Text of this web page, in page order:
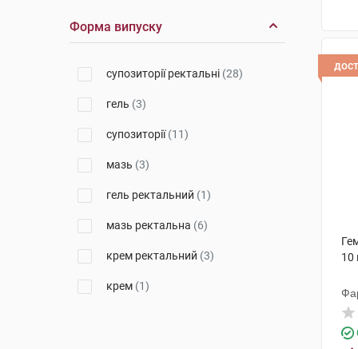
ДКП Фармацевтична фабрика
Біофактор Сп. з о.о.(1)
Гербаполь Вроцлав
Дан Фарм ЛтД(1)
Др. Каде Фармацевтична
Форма випуску
супозиторії ректальні (28)
гель (3)
супозиторії(11)
мазь (3)
гель ректальний (1)
мазь ректальна (6)
крем ректальний (3)
крем (1)
10